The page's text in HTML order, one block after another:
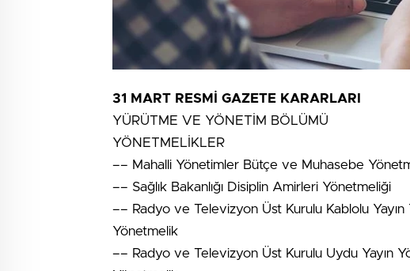
31 MART RESMİ GAZETE KARARLARI
YÜRÜTME VE YÖNETİM BÖLÜMÜ
YÖNETMELİKLER
–– Mahalli Yönetimler Bütçe ve Muhasebe
–– Sağlık Bakanlığı Disiplin Amirleri Yönetmeliği
–– Radyo ve Televizyon Üst Kurulu Kablolu Yayın
Yönetmelik
–– Radyo ve Televizyon Üst Kurulu Uydu Yayın